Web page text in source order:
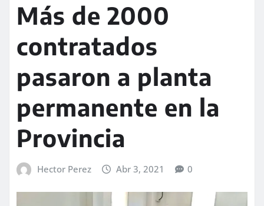
Más de 2000
contratados
pasaron a planta
permanente en la
Provincia
Hector Perez Abr 3, 2021 0